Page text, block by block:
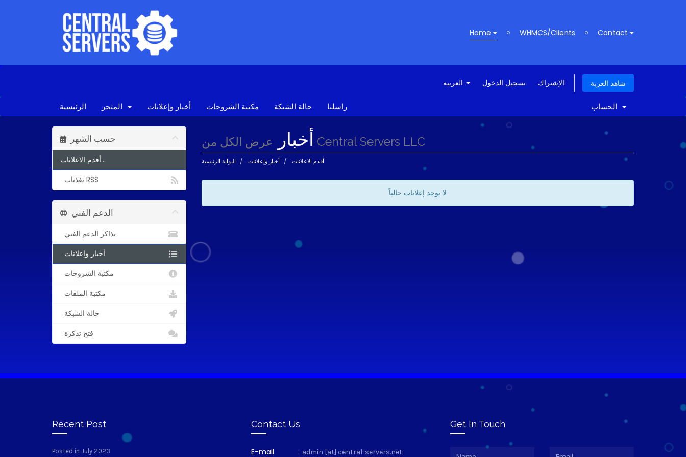
Home WHMCS/Clients Contact
تسجيل الدخول الإشتراك شاهد العربة
الرئيسية أخبار وإعلانات مكتبة الشروحات حالة الشبكة راسلنا
أخبار عرض الكل من Central Servers LLC
البوابة الرئيسية أخبار وإعلانات أقدم الاعلانات
حسب الشهر
أقدم الاعلانات...
تغذيات RSS
لا يوجد إعلانات حالياً
الدعم الفني
تذاكر الدعم الفني
أخبار وإعلانات
مكتبة الشروحات
مكتبة الملفات
حالة الشبكة
فتح تذكرة
Recent Post
Posted in July 2023
Contact Us
E-mail : admin [at] central-servers.net
Get In Touch